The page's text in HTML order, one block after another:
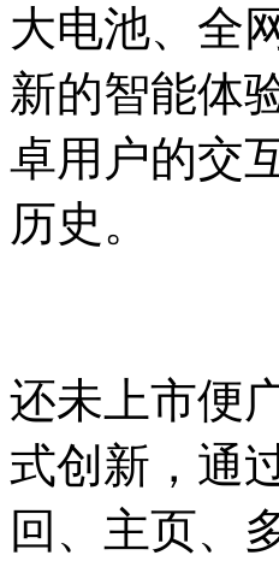
大电池、全
新的智能体
卓用户的交
历史。
还未上市便
式创新，通
回、主页、